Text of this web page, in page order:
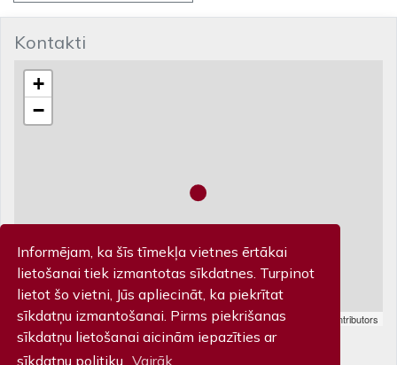
Informējam, ka šīs tīmekļa vietnes ērtākai
lietošanai tiek izmantotas sīkdatnes. Turpinot
lietot šo vietni, Jūs apliecināt, ka piekrītat
sīkdatņu izmantošanai. Pirms piekrišanas
sīkdatņu lietošanai aicinām iepazīties ar
sīkdatņu politiku. Vairāk
Kontakti
+
−
Leaflet| Map data ©OpenStreetMap contributors
Biļešu kase